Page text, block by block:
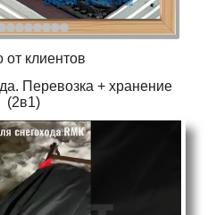
от клиентов
Перевозка + хранение
(2в1)